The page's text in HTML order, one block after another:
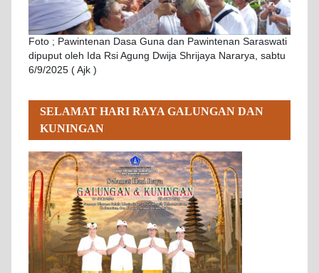
Foto ; Pawintenan Dasa Guna dan Pawintenan Saraswati
dipuput oleh Ida Rsi Agung Dwija Shrijaya Nararya, sabtu
6/9/2025 ( Ajk )
SELAMAT HARI RAYA GALUNGAN DAN
KUNINGAN